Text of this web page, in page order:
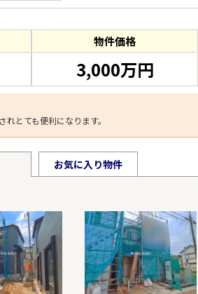
物件価格
3,000万円
とても便利になります。
お気に入り物件